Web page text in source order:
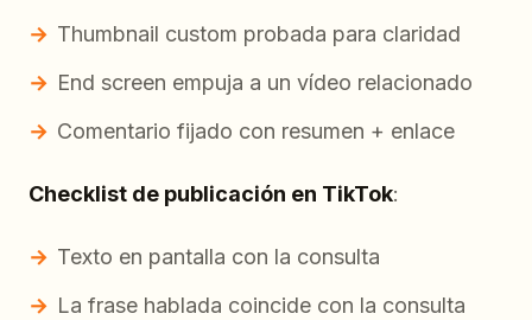
Thumbnail custom probada para claridad
End screen empuja a un vídeo relacionado
Comentario fijado con resumen + enlace
Checklist de publicación en TikTok:
Texto en pantalla con la consulta
La frase hablada coincide con la consulta